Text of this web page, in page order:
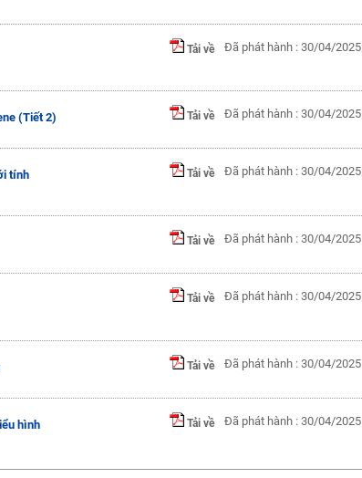
Tải về Đã phát hành : 30/04/2025
(Tiết 2) Tải về Đã phát hành : 30/04/2025
tính Tải về Đã phát hành : 30/04/2025
Tải về Đã phát hành : 30/04/2025
Tải về Đã phát hành : 30/04/2025
Tải về Đã phát hành : 30/04/2025
hình Tải về Đã phát hành : 30/04/2025